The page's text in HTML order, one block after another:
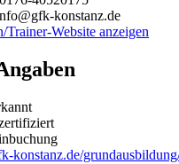
konstanz.de
Trainer-Website anzeigen
konstanz.de/